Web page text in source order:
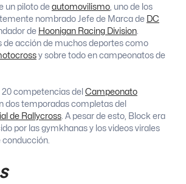
un piloto de automovilismo , uno de los
nombrado Jefe de Marca de
DC
de Hoonigan Racing Division
de acción de muchos deportes como
y sobre todo en campeonatos de
competencias del Campeonato
dos temporadas completas del
de Rallycross . A pesar de esto, Block era
por las gymkhanas y los videos virales